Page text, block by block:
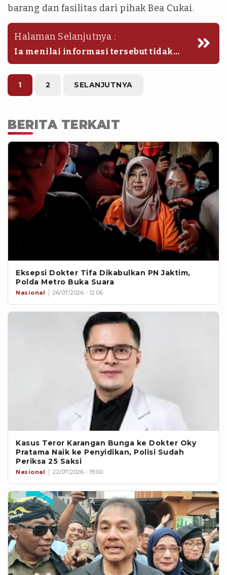
barang dan fasilitas dari pihak Bea Cukai.
Halaman Selanjutnya :
Ia menilai informasi tersebut tidak
benar dan telah mencemarkan nama
baiknya di ruang publik.
1 2 SELANJUTNYA
BERITA TERKAIT
Eksepsi Dokter Tifa Dikabulkan PN Jaktim,
Polda Metro Buka Suara
Nasional 26/07/2026 - 12:06
Kasus Teror Karangan Bunga ke Dokter Oky
Pratama Naik ke Penyidikan, Polisi Sudah
Periksa 25 Saksi
Nasional 22/07/2026 - 19:00